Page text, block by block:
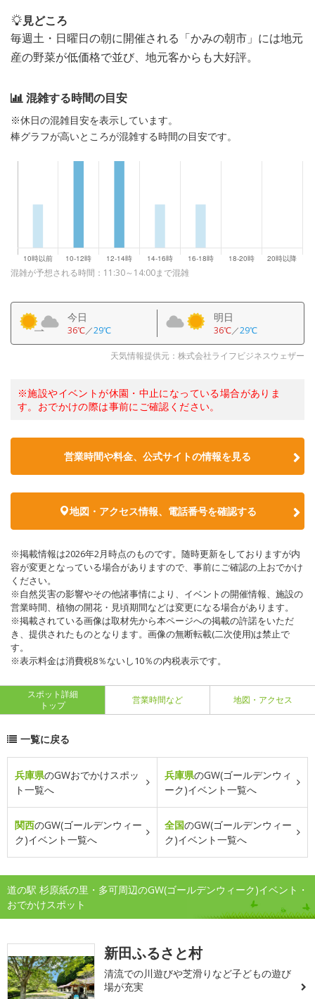
見どころ
毎週土・日曜日の朝に開催される「かみの朝市」には地元
産の野菜が低価格で並び、地元客からも大好評。
混雑する時間の目安
※休日の混雑目安を表示しています。
棒グラフが高いところが混雑する時間の目安です。
混雑が予想される時間：11:30～14:00まで混雑
今日
36℃／29℃
明日
36℃／29℃
天気情報提供元：株式会社ライフビジネスウェザー
※施設やイベントが休園・中止になっている場合がありま
す。おでかけの際は事前にご確認ください。
営業時間や料金、公式サイトの情報を見る
地図・アクセス情報、電話番号を確認する
※掲載情報は2026年2月時点のものです。随時更新をしておりますが内
容が変更となっている場合がありますので、事前にご確認の上おでかけ
ください。
※自然災害の影響やその他諸事情により、イベントの開催情報、施設の
営業時間、植物の開花・見頃期間などは変更になる場合があります。
※掲載されている画像は取材先から本ページへの掲載の許諾をいただ
き、提供されたものとなります。画像の無断転載(二次使用)は禁止で
す。
※表示料金は消費税8％ないし10％の内税表示です。
スポット詳細
トップ
営業時間など 地図・アクセス
一覧に戻る
兵庫県のGWおでかけスポッ
ト一覧へ
兵庫県のGW(ゴールデンウィ
ーク)イベント一覧へ
関西のGW(ゴールデンウィー
ク)イベント一覧へ
全国のGW(ゴールデンウィー
ク)イベント一覧へ
道の駅 杉原紙の里・多可周辺のGW(ゴールデンウィーク)イベント・
おでかけスポット
新田ふるさと村
清流での川遊びや芝滑りなど子どもの遊び
場が充実